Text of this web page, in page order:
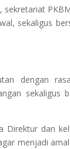
sekaligus
dengan
sekaligus
Direktur dan
menjadi